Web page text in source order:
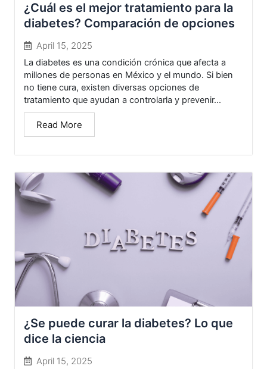
¿Cuál es el mejor tratamiento para la
diabetes? Comparación de opciones
April 15, 2025
La diabetes es una condición crónica que afecta a
millones de personas en México y el mundo. Si bien
no tiene cura, existen diversas opciones de
tratamiento que ayudan a controlarla y prevenir...
Read More
¿Se puede curar la diabetes? Lo que
dice la ciencia
April 15, 2025